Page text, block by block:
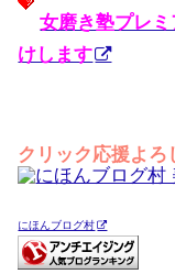
女磨き塾プレ
けします
クリック応援よろ
にほんブログ村